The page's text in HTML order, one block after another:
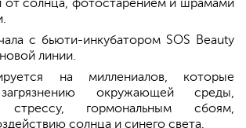
от солнца, фотостарением и шрамами
с бьюти-инкубатором SOS Beauty
линии.
на миллениалов, которые
окружающей среды,
стрессу, гормональным сбоям,
солнца и синего света.